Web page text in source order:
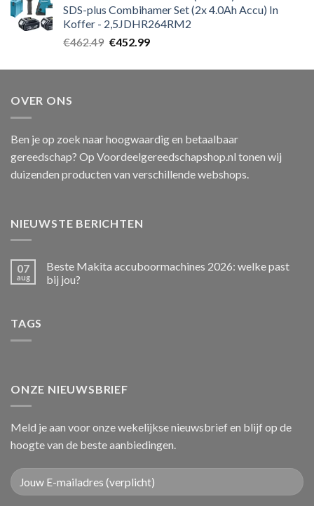
SDS-plus Combihamer Set (2x 4.0Ah Accu) In
Koffer - 2,5JDHR264RM2
€462.49 Oorspronkelijke
was:
€452.99Huidige
is:
OVER ONS
Ben je op zoek naar hoogwaardig en betaalbaar
gereedschap? Op Voordeelgereedschapshop.nl tonen wij
duizenden producten van verschillende webshops.
NIEUWSTE BERICHTEN
07
aug
Beste Makita accuboormachines 2026: welke past
bij jou?
TAGS
ONZE NIEUWSBRIEF
Meld je aan voor onze wekelijkse nieuwsbrief en blijf op de
hoogte van de beste aanbiedingen.